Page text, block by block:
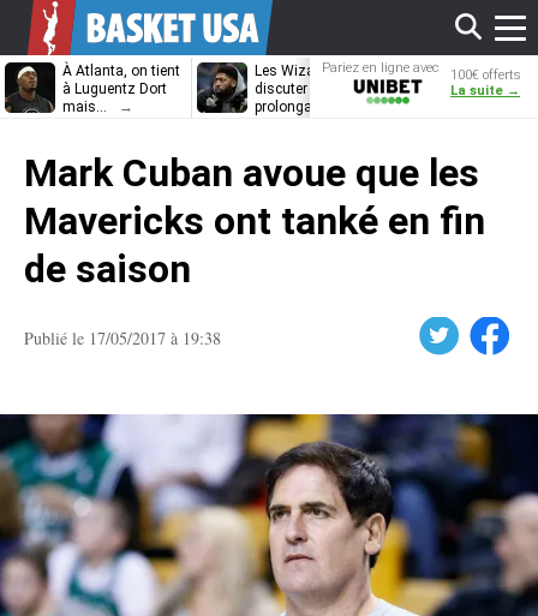
À Atlanta, on tient
à Luguentz Dort
mais…
Les Wizards vont
discuter
prolongation avec
Dennis
découvrira-t-il
Pariez en ligne avec
Unibet
100€ offerts
La suite →
Mark Cuban avoue que les
Mavericks ont tanké en fin
de saison
Publié le 17/05/2017 à 19:38 Facebook